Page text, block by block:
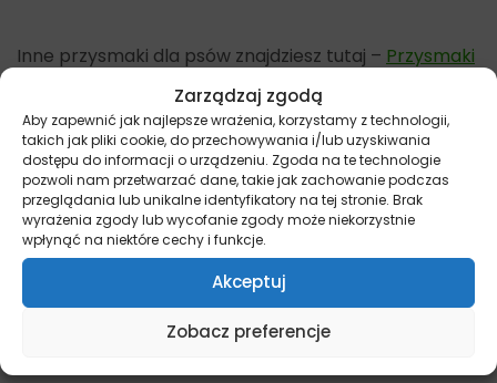
Zarządzaj zgodą
Aby zapewnić jak najlepsze wrażenia, korzystamy z technologii,
takich jak pliki cookie, do przechowywania i/lub uzyskiwania
dostępu do informacji o urządzeniu. Zgoda na te technologie
pozwoli nam przetwarzać dane, takie jak zachowanie podczas
przeglądania lub unikalne identyfikatory na tej stronie. Brak
wyrażenia zgody lub wycofanie zgody może niekorzystnie
wpłynąć na niektóre cechy i funkcje.
Akceptuj
Zobacz preferencje
Inne przysmaki dla psów znajdziesz tutaj – Przysmaki
Dostępne opakowania 1szt
Pamiętaj, że więcej informacji na temat promocji i
wyjątkowych ofert znajdziesz na naszych kanałach
społecznościowych:Facebook/miskakarmyploraz
Instagram/miskakarmy.pl/
Źródło: Petmex